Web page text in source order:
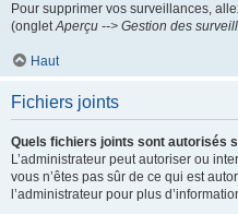
Pour supprimer vos surveillances,
(ongletAperçu --> Gestion des
Haut
Fichiers joints
Quels fichiers joints sont autorisés
L’administrateur peut autoriser ou
vous n’êtes pas sûr de ce qui est
l’administrateur pour plus